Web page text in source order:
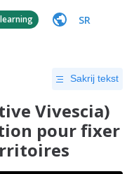
SR
Sakrij tekst
Vivescia)
pour fixer